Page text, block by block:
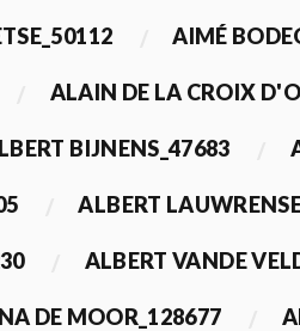
AIMÉ
ALAIN DE LA CROIX
BIJNENS_47683
ALBERT
ALBERT VANDE
DE MOOR_128677